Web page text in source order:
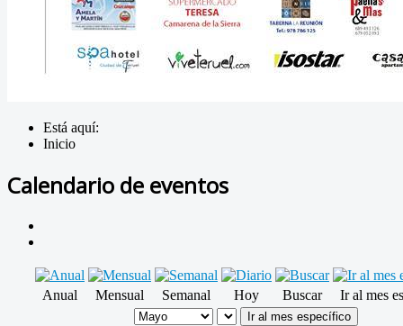
Está aquí:
Inicio
Calendario de eventos
Anual Mensual Semanal Hoy Buscar Ir al mes
Ir al mes específico